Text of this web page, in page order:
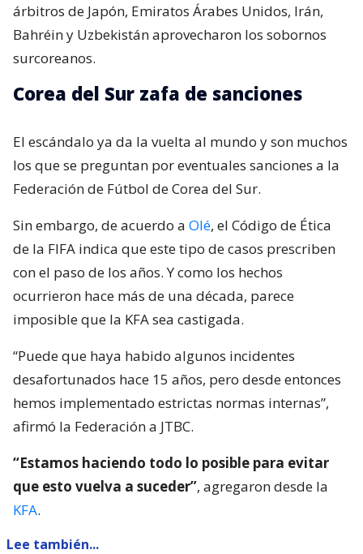
árbitros de Japón, Emiratos Árabes Unidos, Irán,
Bahréin y Uzbekistán aprovecharon los sobornos
surcoreanos.
Corea del Sur zafa de sanciones
El escándalo ya da la vuelta al mundo y son muchos
los que se preguntan por eventuales sanciones a la
Federación de Fútbol de Corea del Sur.
Sin embargo, de acuerdo a Olé, el Código de Ética
de la FIFA indica que este tipo de casos prescriben
con el paso de los años. Y como los hechos
ocurrieron hace más de una década, parece
imposible que la KFA sea castigada.
“Puede que haya habido algunos incidentes
desafortunados hace 15 años, pero desde entonces
hemos implementado estrictas normas internas”,
afirmó la Federación a JTBC.
“Estamos haciendo todo lo posible para evitar
que esto vuelva a suceder”, agregaron desde la
KFA.
Lee también...